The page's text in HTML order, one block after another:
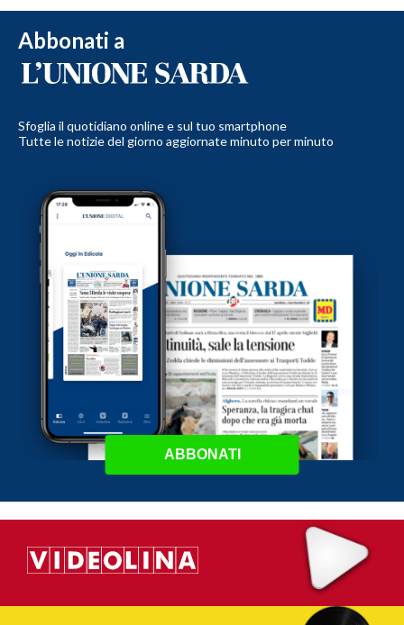
Abbonati a
Sfoglia il quotidiano online e sul tuo smartphone
Tutte le notizie del giorno aggiornate minuto per minuto
ABBONATI